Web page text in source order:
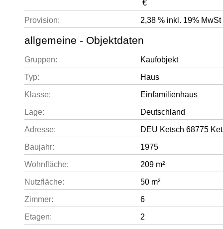
€
Provision: 2,38 % inkl. 19%
allgemeine - Objektdaten
Gruppen: Kaufobjekt
Typ: Haus
Klasse: Einfamilienhaus
Lage: Deutschland
Adresse: DEU Ketsch 68775
Baujahr: 1975
Wohnfläche: 209 m²
Nutzfläche: 50 m²
Zimmer: 6
Etagen: 2